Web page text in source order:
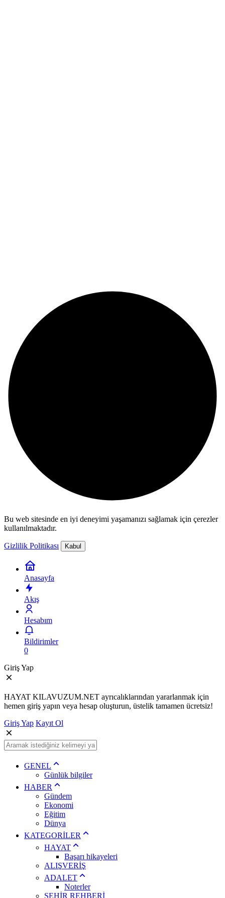
Bu web sitesinde en iyi deneyimi yaşamanızı sağlamak için çerezler
kullanılmaktadır.
Gizlilik Politikası Kabul
Anasayfa
Akış
Hesabım
Bildirimler
0
Giriş Yap
HAYAT KILAVUZUM.NET ayrıcalıklarından yararlanmak için
hemen giriş yapın veya hesap oluşturun, üstelik tamamen ücretsiz!
Giriş Yap Kayıt Ol
GENEL
Günlük bilgiler
HABER
Gündem
Ekonomi
Eğitim
Dünya
KATEGORİLER
HAYAT
Başarı hikayeleri
ALIŞVERİŞ
ADALET
Noterler
ŞEHİR REHBERİ